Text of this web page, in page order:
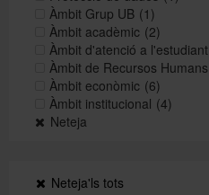
Àmbit Grup UB (1)
Àmbit acadèmic (2)
Àmbit d'atenció a l'estudiant
Àmbit de Recursos Humans
Àmbit econòmic (6)
Àmbit institucional (4)
Neteja
Neteja'ls tots